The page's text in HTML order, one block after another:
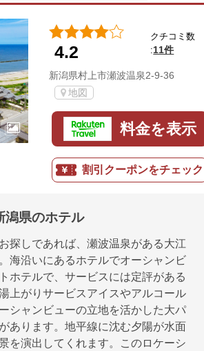
4.2
クチコミ数
:11件
新潟県村上市瀬波温泉2-9-36
地図
料金を表示
割引クーポンをチェック
潟県のホテル
探しであれば、瀬波温泉がある大江
海沿いにあるホテルでオーシャンビ
ホテルで、サービスには定評がある
上がりサービスアイスやアルコール
シャンビューの立地を活かした大パ
あります。地平線に沈む夕陽が水面
を演出してくれます。このロケーシ